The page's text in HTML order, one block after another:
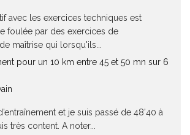
avec les exercices techniques est
foulée par des exercices de
maîtrise qui lorsqu'ils...
pour un 10 km entre 45 et 50 mn sur 6
et je suis passé de 48’40 à
très content. A noter...